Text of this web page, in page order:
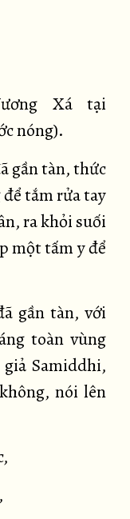
Xá tại
nóng).
gần tàn, thức
tắm rửa tay
ra khỏi suối
một tấm y để
gần tàn, với
toàn vùng
Samiddhi,
nói lên